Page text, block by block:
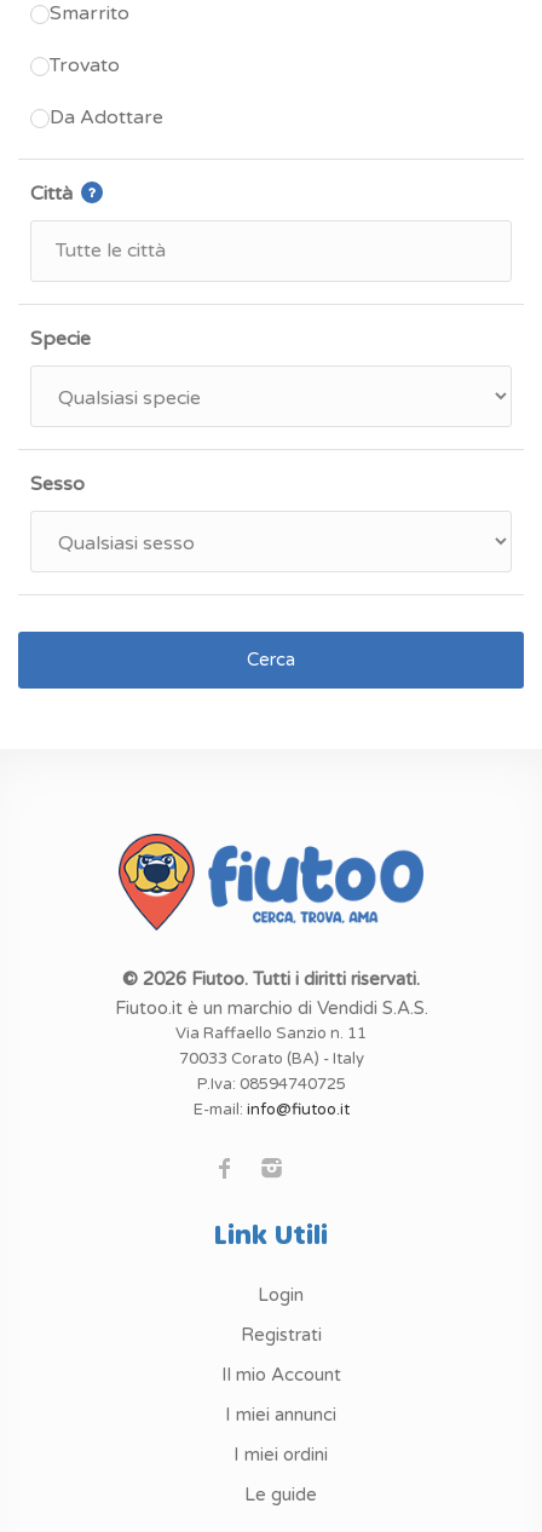
Smarrito
Trovato
Da Adottare
Città
Specie
Sesso
Cerca
© 2026 Fiutoo. Tutti i diritti riservati.
Fiutoo.it è un marchio di Vendidi S.A.S.
Via Raffaello Sanzio n. 11
70033 Corato (BA) - Italy
P.Iva: 08594740725
E-mail: info@fiutoo.it
Link Utili
Login
Registrati
Il mio Account
I miei annunci
I miei ordini
Le guide